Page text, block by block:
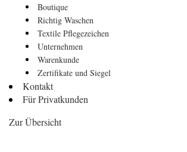
Boutique
Richtig Waschen
Textile Pflegezeichen
Unternehmen
Warenkunde
Zertifikate und Siegel
Kontakt
Für Privatkunden
Zur Übersicht